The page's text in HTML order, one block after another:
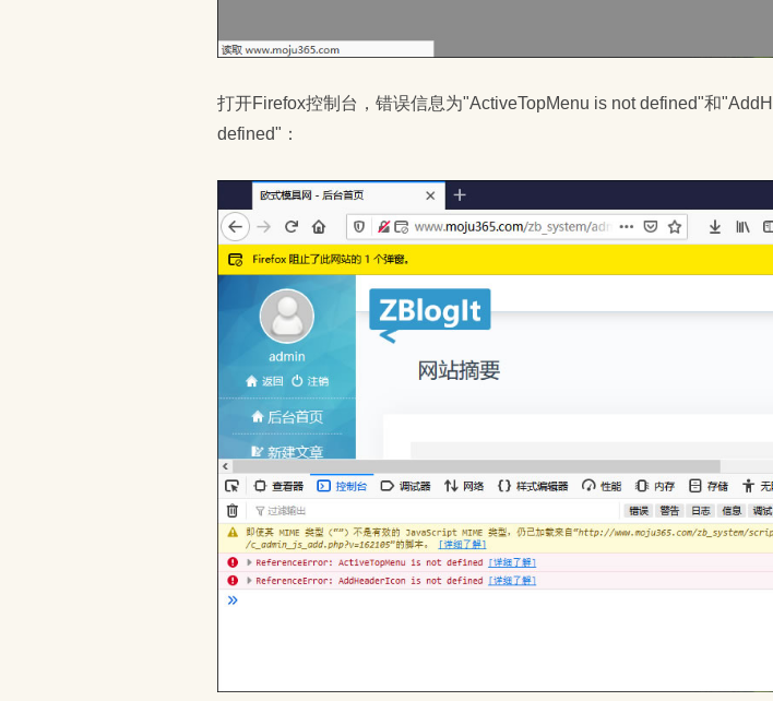
打开Firefox控制台，错误信息为"ActiveTopMenu is not defined"和
defined"：